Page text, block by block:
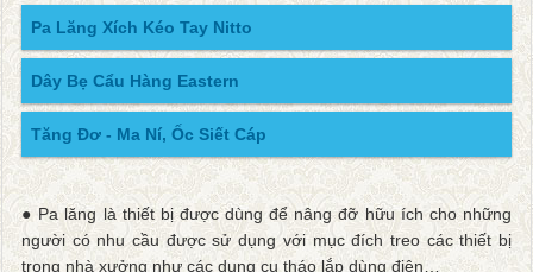
Pa Lăng Xích Kéo Tay Nitto
Dây Bẹ Cẩu Hàng Eastern
Tăng Đơ - Ma Ní, Ốc Siết Cáp
● Pa lăng là thiết bị được dùng để nâng đỡ hữu ích cho những
người có nhu cầu được sử dụng với mục đích treo các thiết bị
trong nhà xưởng như các dụng cụ tháo lắp dùng điện…